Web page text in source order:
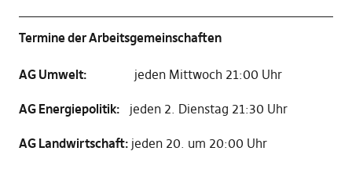
Termine der Arbeitsgemeinschaften
AG Umwelt: jeden Mittwoch 21:00 Uhr
AG Energiepolitik: jeden 2. Dienstag 21:30 Uhr
AG Landwirtschaft: jeden 20. um 20:00 Uhr